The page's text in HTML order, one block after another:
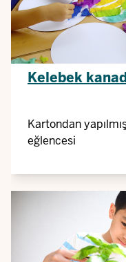
Kelebek
Kartondan
eğlencesi